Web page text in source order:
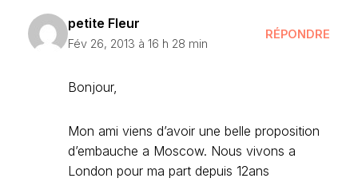
petite Fleur
Fév 26, 2013 à 16 h 28 min
RÉPONDRE
Bonjour,
Mon ami viens d’avoir une belle proposition
d’embauche a Moscow. Nous vivons a
London pour ma part depuis 12ans